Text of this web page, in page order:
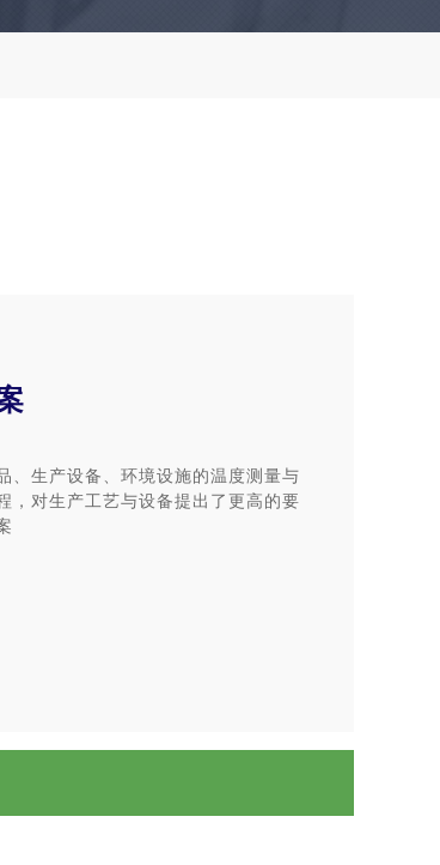
、生产设备、环境设施的温度测量与
，对生产工艺与设备提出了更高的要